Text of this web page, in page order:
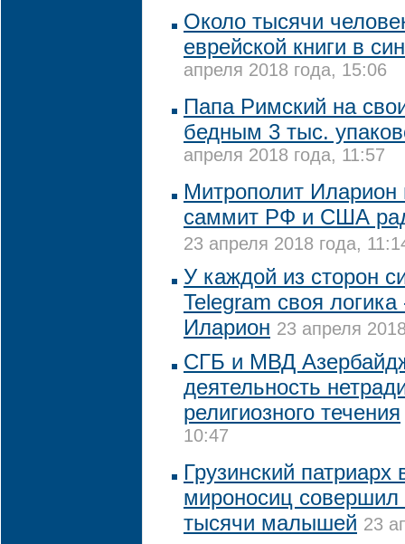
Около тысячи
еврейской книги в
апреля 2018 года, 15:06
Папа Римский на
бедным 3 тыс.
апреля 2018 года, 11:57
Митрополит Иларион
саммит РФ и США
23 апреля 2018 года,
У каждой из сторон
Telegram своя
Иларион 23 апреля
СГБ и МВД
деятельность
религиозного течения
10:47
Грузинский
мироносиц
тысячи малышей 23